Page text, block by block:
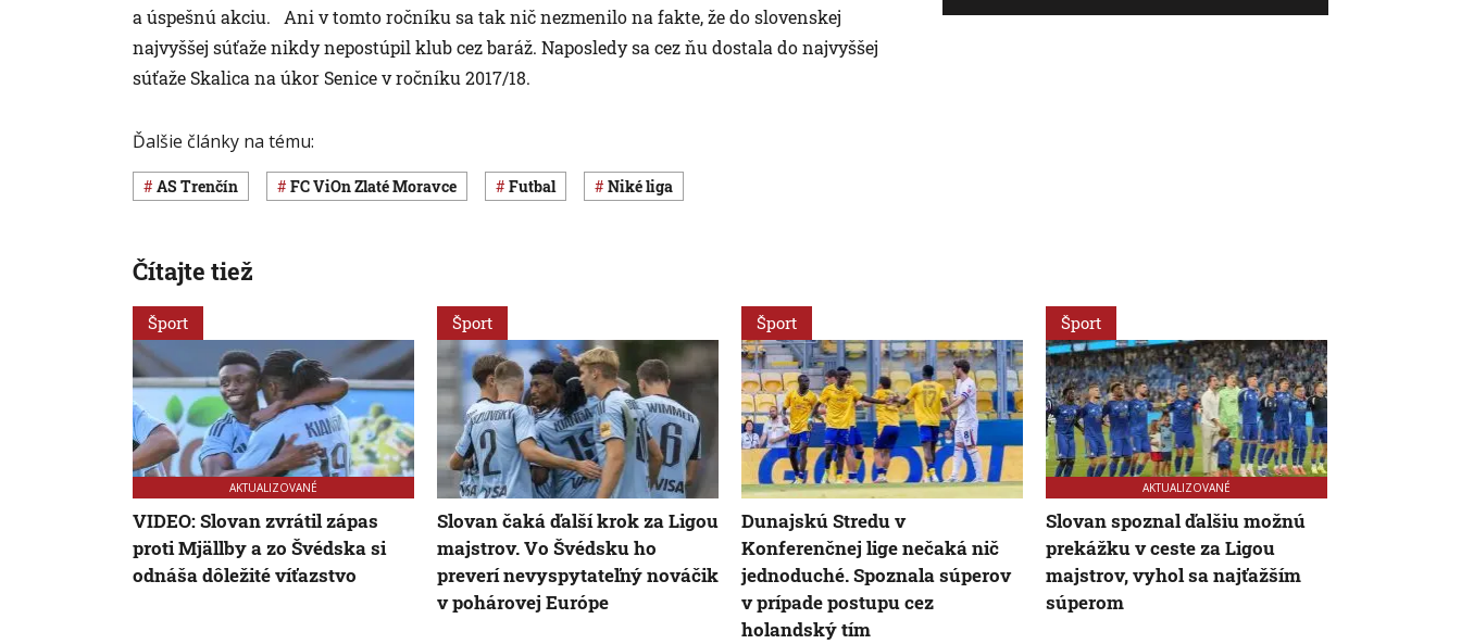
a úspešnú akciu. Ani v tomto ročníku sa tak nič nezmenilo na fakte, že do slovenskej
najvyššej súťaže nikdy nepostúpil klub cez baráž. Naposledy sa cez ňu dostala do najvyššej
súťaže Skalica na úkor Senice v ročníku 2017/18.
Ďalšie články na tému:
AS Trenčín FC ViOn Zlaté Moravce Futbal Niké liga
Čítajte tiež
Šport
AKTUALIZOVANÉ
VIDEO: Slovan zvrátil zápas
proti Mjällby a zo Švédska si
odnáša dôležité víťazstvo
Šport
Slovan čaká ďalší krok za Ligou
majstrov. Vo Švédsku ho
preverí nevyspytateľný nováčik
v pohárovej Európe
Šport
Dunajskú Stredu v
Konferenčnej lige nečaká nič
jednoduché. Spoznala súperov
v prípade postupu cez
holandský tím
Šport
AKTUALIZOVANÉ
Slovan spoznal ďalšiu možnú
prekážku v ceste za Ligou
majstrov, vyhol sa najťažším
súperom